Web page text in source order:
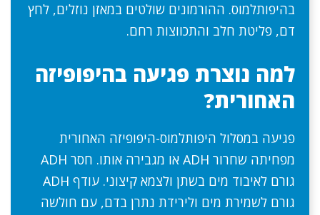
בהיפותלמוס. ההורמונים שולטים במאזן נוזלים, לחץ
דם, פליטת חלב והתכווצות רחם.
למה נוצרת פגיעה בהיפופיזה
האחורית?
פגיעה במסלול היפותלמוס-היפופיזה האחורית
מפחיתה שחרור ADH או מגבירה אותו. חסר ADH
גורם לאיבוד מים בשתן ולצמא קיצוני. עודף ADH
גורם לשמירת מים ולירידת נתרן בדם, עם חולשה